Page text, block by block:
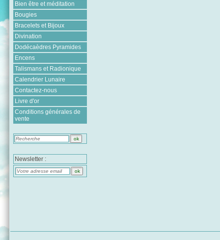
Bien être et méditation
Bougies
Bracelets et Bijoux
Divination
Dodécaèdres Pyramides
Encens
Talismans et Radionique
Calendrier Lunaire
Contactez-nous
Livre d'or
Conditions générales de
vente
Newsletter :